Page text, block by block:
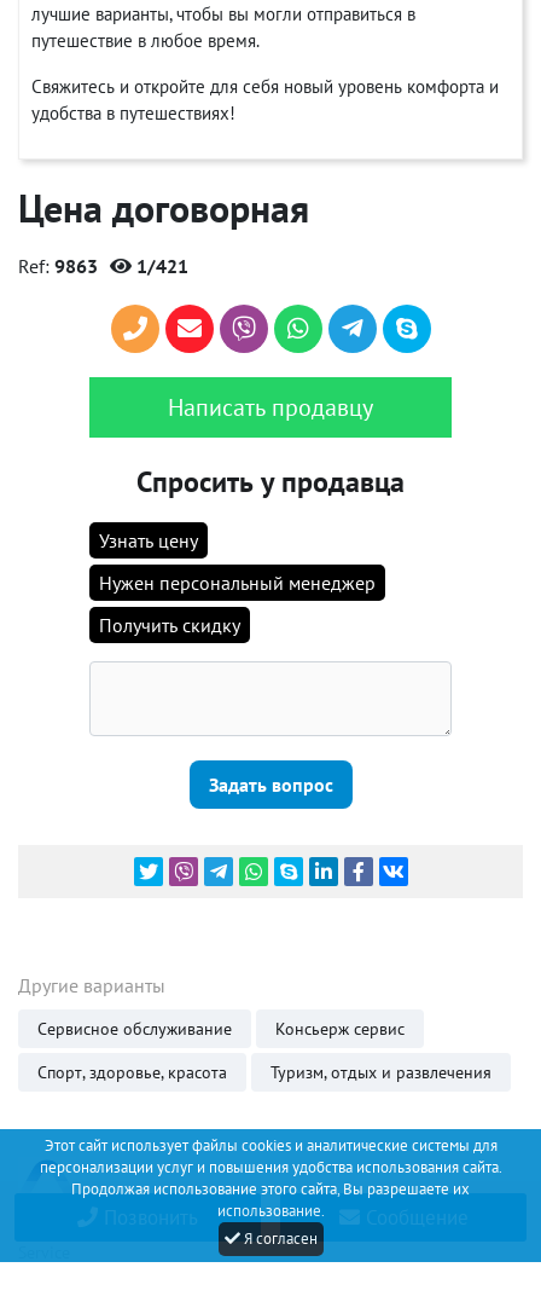
Этот сайт использует файлы cookies и аналитические системы для
персонализации услуг и повышения удобства использования сайта.
Продолжая использование этого сайта, Вы разрешаете их
использование.
Я согласен
лучшие варианты, чтобы вы могли отправиться в
путешествие в любое время.
Свяжитесь и откройте для себя новый уровень комфорта и
удобства в путешествиях!
Цена договорная
Ref: 9863 1/421
Написать продавцу
Спросить у продавца
Узнать цену
Нужен персональный менеджер
Получить скидку
Задать вопрос
Другие варианты
Сервисное обслуживание
Консьерж сервис
Спорт, здоровье, красота
Туризм, отдых и развлечения
Позвонить Сообщение
Discount